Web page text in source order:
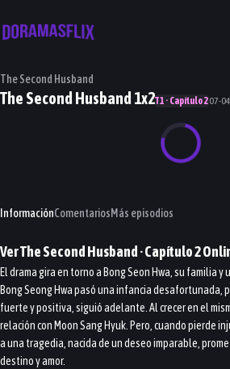
The Second Husband
The Second Husband 1x2T1 · Capítulo 207-
InformaciónComentariosMás episodios
VerThe Second Husband· Capítulo2
El drama gira en torno a Bong Seon Hwa, su familia y
Bong Seong Hwa pasó una infancia desafortunada,
fuerte y positiva, siguió adelante. Al crecer en el
relación con Moon Sang Hyuk. Pero, cuando pierde
a una tragedia, nacida de un deseo imparable,
destino y amor.